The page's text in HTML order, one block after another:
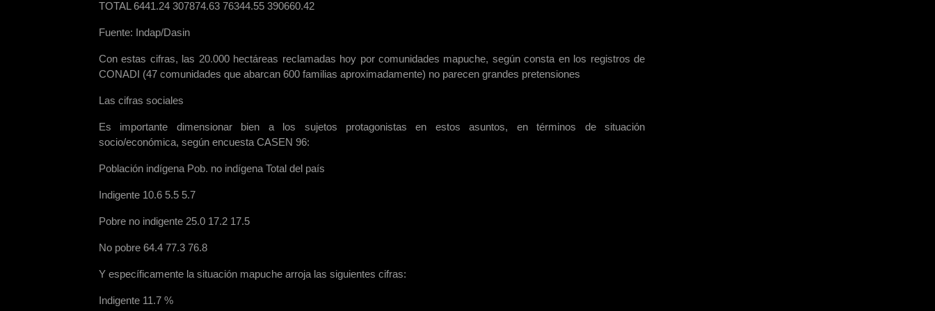
TOTAL 6441.24 307874.63 76344.55 390660.42
Fuente: Indap/Dasin
Con estas cifras, las 20.000 hectáreas reclamadas hoy por comunidades mapuche, según consta en los registros de
CONADI (47 comunidades que abarcan 600 familias aproximadamente) no parecen grandes pretensiones
Las cifras sociales
Es importante dimensionar bien a los sujetos protagonistas en estos asuntos, en términos de situación
socio/económica, según encuesta CASEN 96:
Población indígena Pob. no indígena Total del país
Indigente 10.6 5.5 5.7
Pobre no indigente 25.0 17.2 17.5
No pobre 64.4 77.3 76.8
Y específicamente la situación mapuche arroja las siguientes cifras:
Indigente 11.7 %